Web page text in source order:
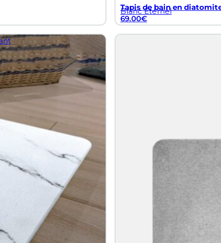
Tapis de bain en
Blanc Éternel
69.00€